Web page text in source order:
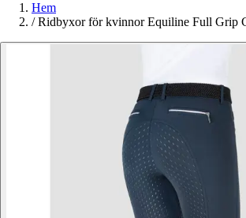
Hem
/ Ridbyxor för kvinnor Equiline Full Grip